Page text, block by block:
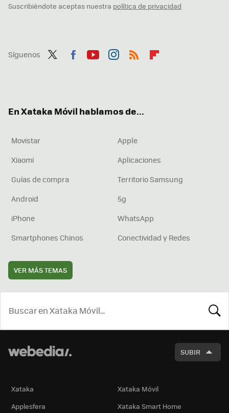
Suscribiéndote aceptas nuestra política de privacidad
Síguenos
En Xataka Móvil hablamos de...
Movistar
Apple
Xiaomi
Aplicaciones
Guías de compra
Territorio Samsung
Android
5g
iPhone
WhatsApp
Smartphones Chinos
Conectividad y Redes
VER MÁS TEMAS
SUBIR
Xataka
Xataka Móvil
Applesfera
Xataka Smart Home